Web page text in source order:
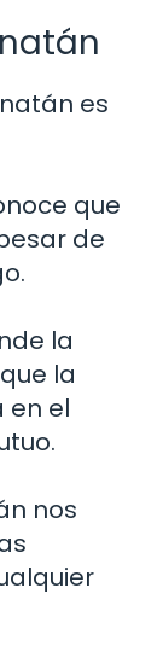
es
que
de
la
la
en el
nos